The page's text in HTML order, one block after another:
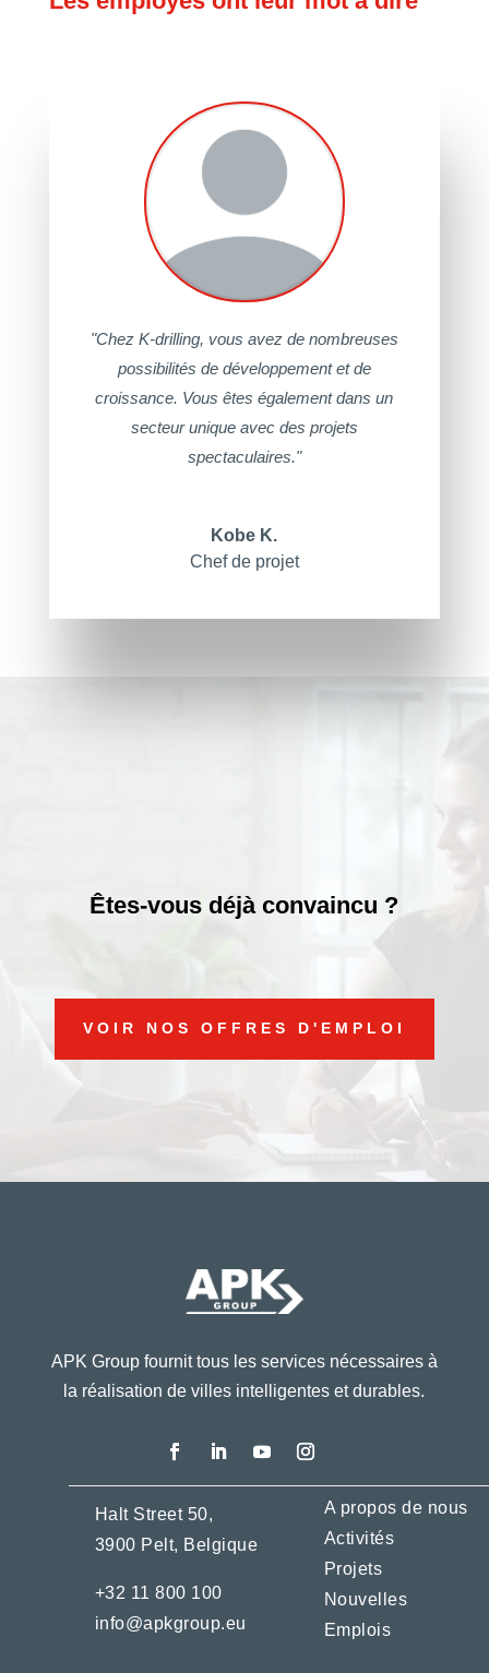
"Chez K-drilling, vous avez de nombreuses
possibilités de développement et de
croissance. Vous êtes également dans un
secteur unique avec des projets
spectaculaires."
Kobe K.
Chef de projet
Êtes-vous déjà convaincu ?
VOIR NOS OFFRES D'EMPLOI
APK Group fournit tous les services nécessaires à
la réalisation de villes intelligentes et durables.
Halt Street 50,
3900 Pelt, Belgique
+32 11 800 100
info@apkgroup.eu
A propos de nous
Activités
Projets
Nouvelles
Emplois